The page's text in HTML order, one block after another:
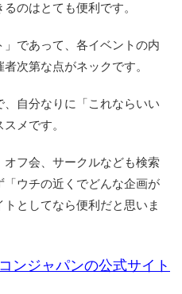
のはとても便利です。
であって、各イベントの内
次第な点がネックです。
自分なりに「これならいい
メです。
オフ会、サークルなども検索
ウチの近くでどんな企画が
としてなら便利だと思いま
ンジャパンの公式サイト